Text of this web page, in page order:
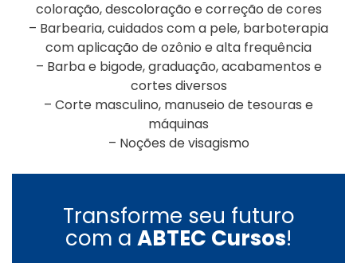
coloração, descoloração e correção de cores
– Barbearia, cuidados com a pele, barboterapia
com aplicação de ozônio e alta frequência
– Barba e bigode, graduação, acabamentos e
cortes diversos
– Corte masculino, manuseio de tesouras e
máquinas
– Noções de visagismo
Transforme seu futuro
com a ABTEC Cursos!